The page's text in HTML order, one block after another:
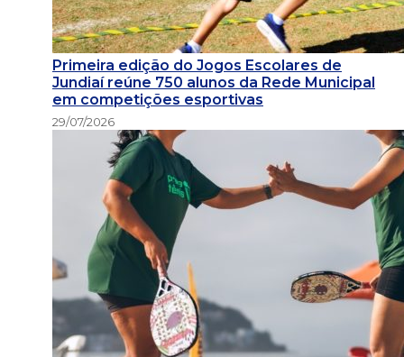
Primeira edição do Jogos Escolares de
Jundiaí reúne 750 alunos da Rede Municipal
em competições esportivas
29/07/2026